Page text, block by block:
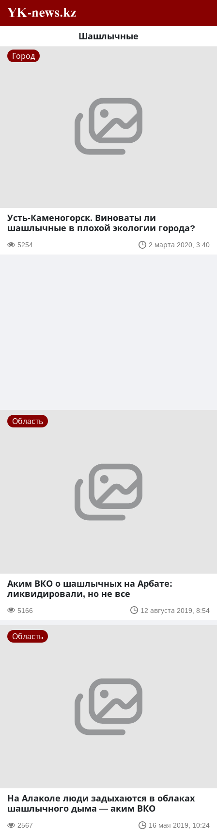
Шашлычные
Город
Усть-Каменогорск. Виноваты ли
шашлычные в плохой экологии города?
5254 2 марта 2020, 3:40
Область
Аким ВКО о шашлычных на Арбате:
ликвидировали, но не все
5166 12 августа 2019, 8:54
Область
На Алаколе люди задыхаются в облаках
шашлычного дыма — аким ВКО
2567 16 мая 2019, 10:24